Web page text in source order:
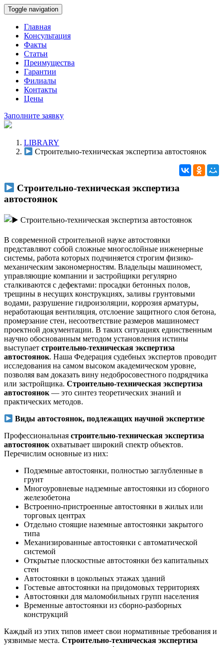
Toggle navigation
Главная
Консультация
Факты
Статьи
Преимущества
Гарантии
Филиалы
Контакты
Цены
Заполните заявку
LIBRARY
Строительно-техническая экспертиза автостоянок
Строительно-техническая экспертиза
автостоянок
В современной строительной науке автостоянки
представляют собой сложные многослойные инженерные
системы, работа которых подчиняется строгим физико-
механическим закономерностям. Владельцы машиномест,
управляющие компании и застройщики регулярно
сталкиваются с дефектами: просадки бетонных полов,
трещины в несущих конструкциях, заливы грунтовыми
водами, разрушение гидроизоляции, коррозия арматуры,
неработающая вентиляция, отслоение защитного слоя бетона,
промерзание стен, несоответствие размеров машиномест
проектной документации. В таких ситуациях единственным
научно обоснованным методом установления истины
выступает строительно-техническая экспертиза
автостоянок. Наша Федерация судебных экспертов проводит
исследования на самом высоком академическом уровне,
позволяя вам доказать вину недобросовестного подрядчика
или застройщика. Строительно-техническая экспертиза
автостоянок — это синтез теоретических знаний и
практических методов.
Виды автостоянок, подлежащих научной экспертизе
Профессиональная строительно-техническая экспертиза
автостоянок охватывает широкий спектр объектов.
Перечислим основные из них:
Подземные автостоянки, полностью заглубленные в
грунт
Многоуровневые надземные автостоянки из сборного
железобетона
Встроенно-пристроенные автостоянки в жилых или
торговых центрах
Отдельно стоящие наземные автостоянки закрытого
типа
Механизированные автостоянки с автоматической
системой
Открытые плоскостные автостоянки без капитальных
стен
Автостоянки в цокольных этажах зданий
Гостевые автостоянки на придомовых территориях
Автостоянки для маломобильных групп населения
Временные автостоянки из сборно-разборных
конструкций
Каждый из этих типов имеет свои нормативные требования и
уязвимые места. Строительно-техническая экспертиза